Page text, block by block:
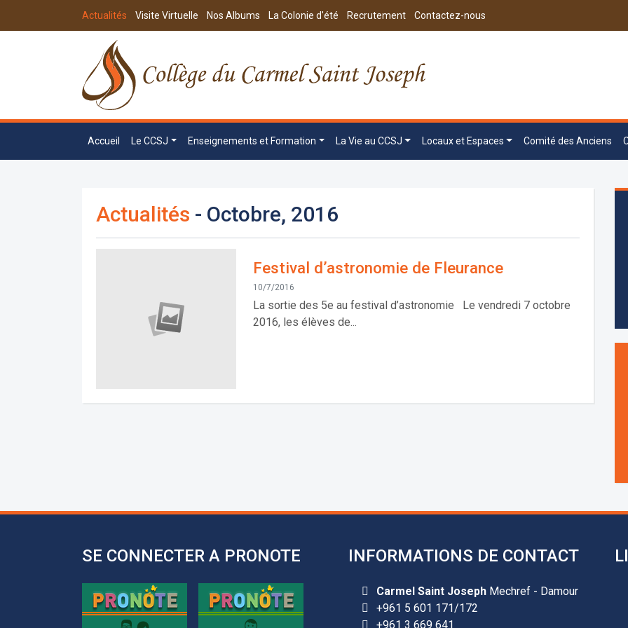
Actualités Visite Virtuelle Nos Albums La Colonie d'été Recrutement Contactez-nous
Accueil Le CCSJ Enseignements et Formation La Vie au CCSJ Locaux et Espaces Comité des Anciens
Actualités - Octobre, 2016
Festival d’astronomie de Fleurance
10/7/2016
La sortie des 5e au festival d’astronomie Le vendredi 7 octobre
2016, les élèves de...
SE CONNECTER A PRONOTE INFORMATIONS DE CONTACT
Carmel Saint JosephMechref - Damour
+961 5 601 171/172
+961 3 669 641